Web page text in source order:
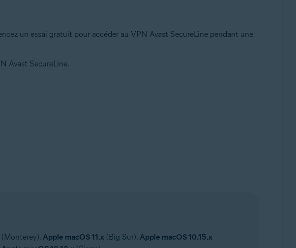
un essai gratuit pour accéder au VPN Avast SecureLine pendant une
Avast SecureLine.
(Monterey), Apple macOS 11.x (Big Sur), Apple macOS 10.15.x